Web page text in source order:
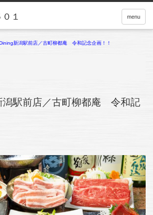
menu
新潟駅前店／古町柳都庵 令和記念企画！！
潟駅前店／古町柳都庵 令和記